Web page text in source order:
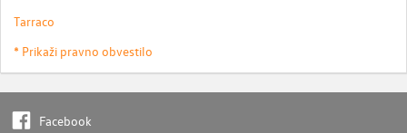
Tarraco
* Prikaži pravno obvestilo
Facebook